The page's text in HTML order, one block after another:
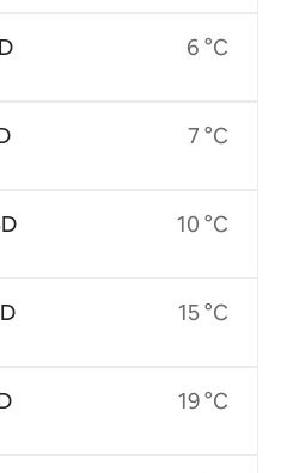
6 °C
7 °C
10 °C
15 °C
19 °C